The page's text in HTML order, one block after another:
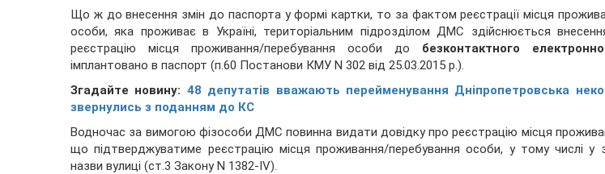
Що ж до внесення змін до паспорта у формі картки, то за фактом реєстрації місця
особи, яка проживає в Україні, територіальним підрозділом ДМС здійснюється
реєстрацію місця проживання/перебування особи до безконтактного
імплантовано в паспорт (п.60 Постанови КМУ N 302 від 25.03.2015 р.).
Згадайте новину: 48 депутатів вважають перейменування Дніпропетровська
звернулись з поданням до КС
Водночас за вимогою фізособи ДМС повинна видати довідку про реєстрацію місця
що підтверджуватиме реєстрацію місця проживання/перебування особи, у тому числі у
назви вулиці (ст.3 Закону N 1382-IV).